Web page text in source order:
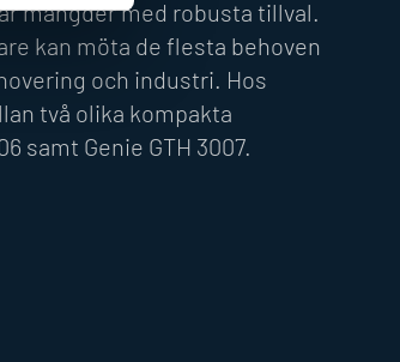
mängder med robusta tillval.
kan möta de flesta behoven
och industri. Hos
två olika kompakta
samt Genie GTH 3007.